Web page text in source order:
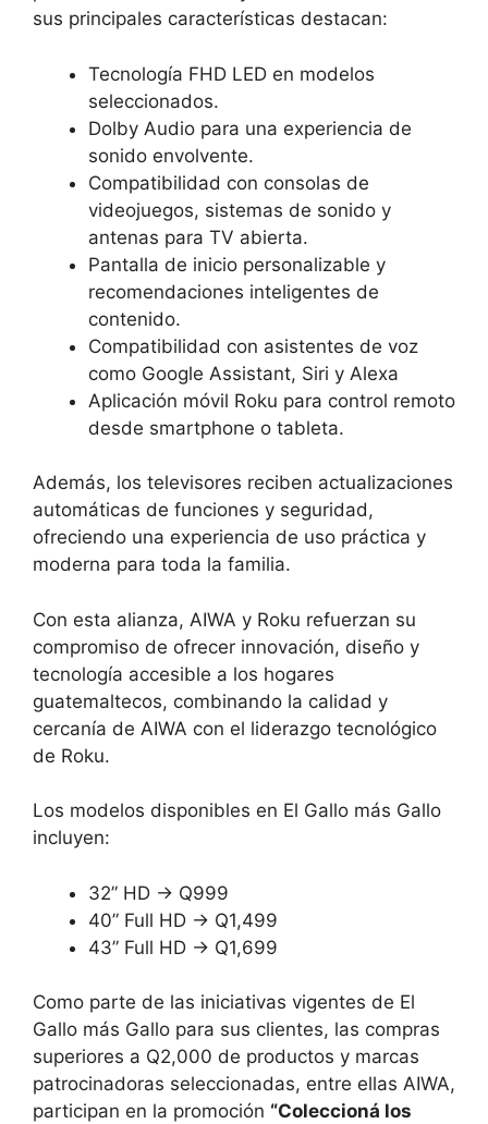
sus principales características destacan:
Tecnología FHD LED en modelos
seleccionados.
Dolby Audio para una experiencia de
sonido envolvente.
Compatibilidad con consolas de
videojuegos, sistemas de sonido y
antenas para TV abierta.
Pantalla de inicio personalizable y
recomendaciones inteligentes de
contenido.
Compatibilidad con asistentes de voz
como Google Assistant, Siri y Alexa
Aplicación móvil Roku para control remoto
desde smartphone o tableta.
Además, los televisores reciben actualizaciones
automáticas de funciones y seguridad,
ofreciendo una experiencia de uso práctica y
moderna para toda la familia.
Con esta alianza, AIWA y Roku refuerzan su
compromiso de ofrecer innovación, diseño y
tecnología accesible a los hogares
guatemaltecos, combinando la calidad y
cercanía de AIWA con el liderazgo tecnológico
de Roku.
Los modelos disponibles en El Gallo más Gallo
incluyen:
32” HD → Q999
40” Full HD → Q1,499
43” Full HD → Q1,699
Como parte de las iniciativas vigentes de El
Gallo más Gallo para sus clientes, las compras
superiores a Q2,000 de productos y marcas
patrocinadoras seleccionadas, entre ellas AIWA,
participan en la promoción “Coleccioná los